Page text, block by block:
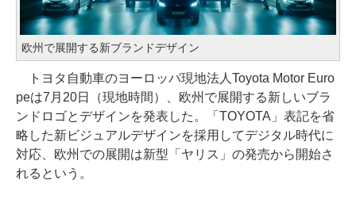
欧州で展開する新ブランドデザイン
トヨタ自動車のヨーロッパ現地法人Toyota Motor Euro
peは7月20日（現地時間）、欧州で展開する新しいブラ
ンドロゴとデザインを発表した。「TOYOTA」表記を省
略した新ビジュアルデザインを採用してデジタル時代に
対応、欧州での展開は新型「ヤリス」の発売から開始さ
れるという。